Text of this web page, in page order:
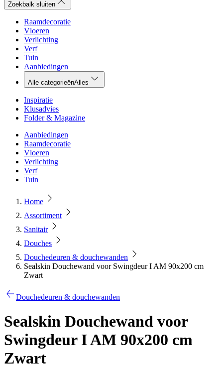
Zoekbalk sluiten
Raamdecoratie
Vloeren
Verlichting
Verf
Tuin
Aanbiedingen
Alle categorieënAlles
Inspiratie
Klusadvies
Folder & Magazine
Aanbiedingen
Raamdecoratie
Vloeren
Verlichting
Verf
Tuin
Home
Assortiment
Sanitair
Douches
Douchedeuren & douchewanden
Sealskin Douchewand voor Swingdeur I AM 90x200 cm
Zwart
Douchedeuren & douchewanden
Sealskin Douchewand voor
Swingdeur I AM 90x200 cm
Zwart